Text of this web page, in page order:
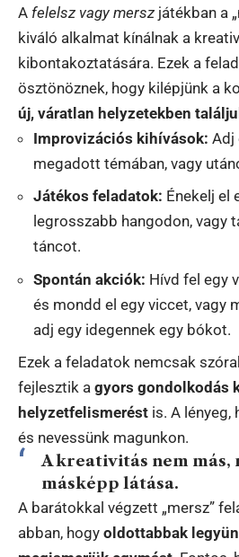
A felelsz vagy mersz játékban a
kiváló alkalmat kínálnak a
kibontakoztatására. Ezek a
ösztönöznek, hogy kilépjünk a
új, váratlan helyzetekben
Improvizációs kihívások: Adj
megadott témában, vagy
Játékos feladatok: Énekelj el
legrosszabb hangodon, vagy
táncot.
Spontán akciók: Hívd fel egy
és mondd el egy viccet, vagy
adj egy idegennek egy bókot.
Ezek a feladatok nemcsak
fejlesztik a gyors gondolkodás
helyzetfelismerést is. A lényeg,
és nevessünk magunkon.
A kreativitás nem más,
másképp látása.
A barátokkal végzett „mersz”
abban, hogy oldottabbak